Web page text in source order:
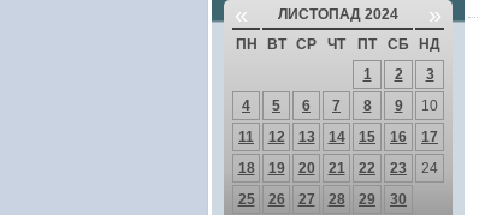
« ЛИСТОПАД 2024 »
ПН ВТ СР ЧТ ПТ СБ
НД
1
2
3
4
5 6 7 8 9
10
11
12 13 14 15 16
17
18
19 20 21 22 23
24
25
26 27 28 29 30